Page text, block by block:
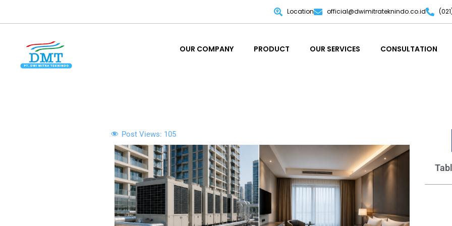
Location official@dwimitrateknindo.co.id
OUR COMPANY PRODUCT OUR SERVICES CONSULTATION
Post Views: 105